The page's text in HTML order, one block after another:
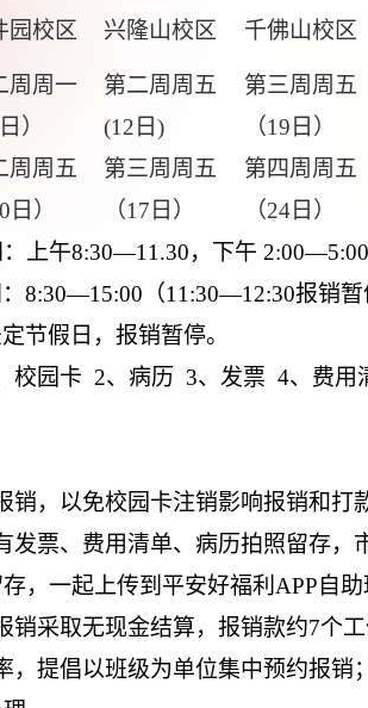
园校区 兴隆山校区 千佛山校区
周周一
）
第二周周五
(12日)
第三周周五
（19日）
周周五
日）
第三周周五
（17日）
第四周周五
（24日）
上午8:30—11.30，下午 2:00—5:00
8:30—15:00（11:30—12:30报销暂
节假日，报销暂停。
校园卡 2、病历 3、发票 4、费用
销，以免校园卡注销影响报销和打
发票、费用清单、病历拍照留存
，一起上传到平安好福利APP自
销采取无现金结算，报销款约7个
，提倡以班级为单位集中预约报销